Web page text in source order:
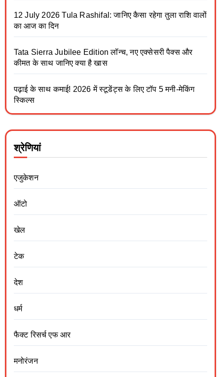
12 July 2026 Tula Rashifal: जानिए कैसा रहेगा तुला राशि वालों
का आज का दिन
Tata Sierra Jubilee Edition लॉन्च, नए एक्सेसरी पैक्स और
कीमत के साथ जानिए क्या है खास
पढ़ाई के साथ कमाई! 2026 में स्टूडेंट्स के लिए टॉप 5 मनी-मेकिंग
स्किल्स
श्रेणियां
एजुकेशन
ऑटो
खेल
टेक
देश
धर्म
फैक्ट रिसर्च एफ आर
मनोरंजन